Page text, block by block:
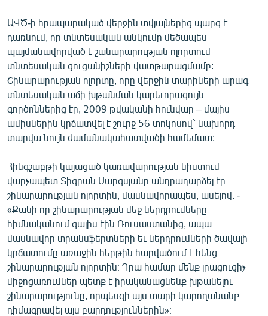
ԱՎԾ-ի հրապարակած վերջին տվյալներից պարզ է
դառնում, որ տնտեսական անկումը մեծապես
պայմանավորված է շանարարության ոլորտում
տնտեսական ցուցանիշների վատթարացմամբ:
Շինարարության ոլորտը, որը վերջին տարիների արագ
տնտեսական աճի խթանման կարեւորագույն
գործոններից էր, 2009 թվականի հունվար – մայիս
ամիսներին կրճատվել է շուրջ 56 տոկոսով` նախորդ
տարվա նույն ժամանակահատվածի համեմատ:
Հինգշաբթի կայացած կառավարության նիստում
վարչապետ Տիգրան Սարգսյանը անդրադարձել էր
շինարարության ոլորտին, մասնավորապես, ասելով. -
«Քանի որ շինարարության մեջ ներդրումները
հիմնականում գալիս էին Ռուսաստանից, ապա
մասնավոր տրանսֆերտների եւ ներդրումների ծավալի
կրճատումը առաջին հերթին հարվածում է հենց
շինարարության ոլորտին։ Դրա համար մենք լրացուցիչ
միջոցառումներ պետք է իրականացնենք խթանելու
շինարարությունը, որպեսզի այս տարի կարողանանք
դիմագրավել այս բարդություններին»։